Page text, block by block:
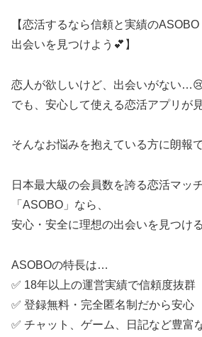
【恋活するなら信頼と実績の
出会いを見つけよう💕】
恋人が欲しいけど、出会いがない
でも、安心して使える恋活アプリが
そんなお悩みを抱えている方に朗報
日本最大級の会員数を誇る恋活マッ
「ASOBO」なら、
安心・安全に理想の出会いを見つけ
ASOBOの特長は…
✅ 18年以上の運営実績で信頼度抜群
✅ 登録無料・完全匿名制だから安心
✅ チャット、ゲーム、日記など豊富